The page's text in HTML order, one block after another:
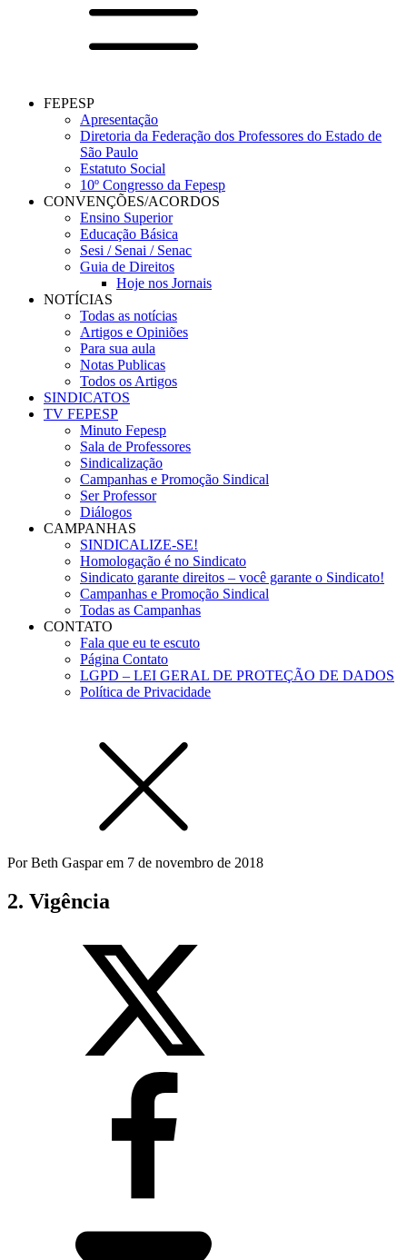
FEPESP
Apresentação
Diretoria da Federação dos Professores do Estado de
São Paulo
Estatuto Social
10º Congresso da Fepesp
CONVENÇÕES/ACORDOS
Ensino Superior
Educação Básica
Sesi / Senai / Senac
Guia de Direitos
Hoje nos Jornais
NOTÍCIAS
Todas as notícias
Artigos e Opiniões
Para sua aula
Notas Publicas
Todos os Artigos
SINDICATOS
TV FEPESP
Minuto Fepesp
Sala de Professores
Sindicalização
Campanhas e Promoção Sindical
Ser Professor
Diálogos
CAMPANHAS
SINDICALIZE-SE!
Homologação é no Sindicato
Sindicato garante direitos – você garante o Sindicato!
Campanhas e Promoção Sindical
Todas as Campanhas
CONTATO
Fala que eu te escuto
Página Contato
LGPD – LEI GERAL DE PROTEÇÃO DE DADOS
Política de Privacidade
PorBeth Gasparem 7 de novembro de 2018
2. Vigência